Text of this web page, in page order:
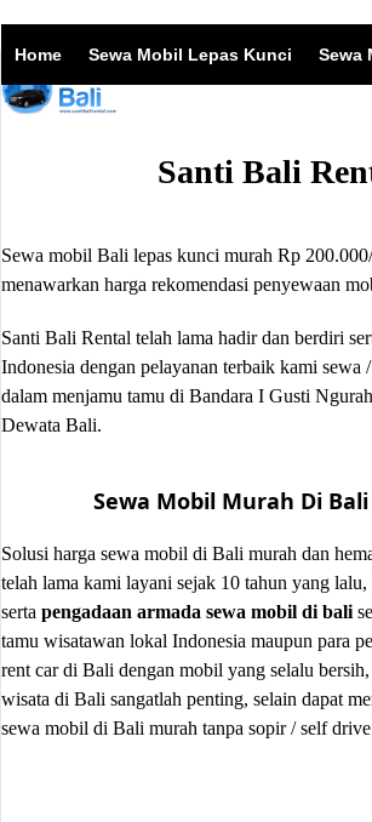
Home Sewa Mobil Lepas Kunci Sewa
Santi Bali
Sewa mobil Bali lepas kunci murah Rp
menawarkan harga rekomendasi penyewaan
Santi Bali Rental telah lama hadir dan berdiri
Indonesia dengan pelayanan terbaik kami
dalam menjamu tamu di Bandara I Gusti
Dewata Bali.
Sewa Mobil Murah Di
Solusi harga sewa mobil di Bali murah dan
telah lama kami layani sejak 10 tahun yang
serta pengadaan armada sewa mobil di bali
tamu wisatawan lokal Indonesia maupun para
rent car di Bali dengan mobil yang selalu
wisata di Bali sangatlah penting, selain dapat
sewa mobil di Bali murah tanpa sopir/ self